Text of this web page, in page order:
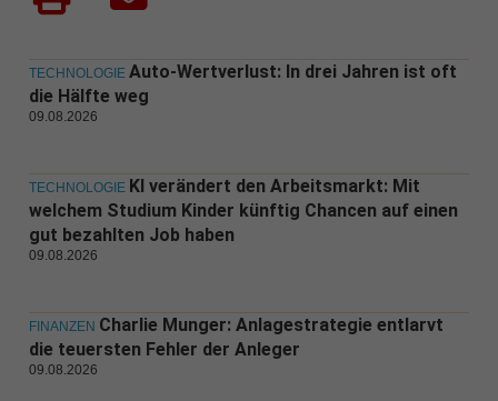
TECHNOLOGIE Auto-Wertverlust: In drei Jahren ist oft
die Hälfte weg
09.08.2026
TECHNOLOGIE KI verändert den Arbeitsmarkt: Mit
welchem Studium Kinder künftig Chancen auf einen
gut bezahlten Job haben
09.08.2026
FINANZEN Charlie Munger: Anlagestrategie entlarvt
die teuersten Fehler der Anleger
09.08.2026